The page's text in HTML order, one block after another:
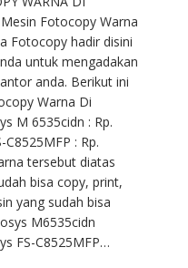
Fotocopy Warna
Fotocopy hadir disini
untuk mengadakan
anda. Berikut ini
Warna Di
M 6535cidn : Rp.
: Rp.
tersebut diatas
bisa copy, print,
yang sudah bisa
M6535cidn
FS-C8525MFP…